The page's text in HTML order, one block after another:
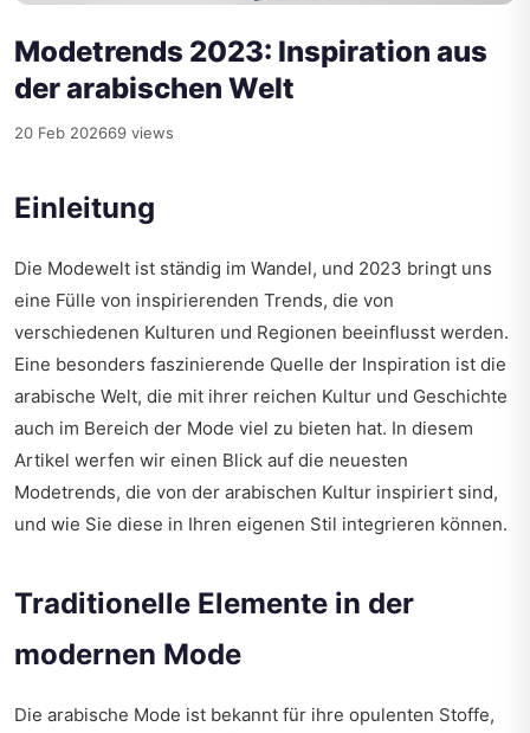
Modetrends 2023: Inspiration aus
der arabischen Welt
20 Feb 202669 views
Einleitung
Die Modewelt ist ständig im Wandel, und 2023 bringt uns
eine Fülle von inspirierenden Trends, die von
verschiedenen Kulturen und Regionen beeinflusst werden.
Eine besonders faszinierende Quelle der Inspiration ist die
arabische Welt, die mit ihrer reichen Kultur und Geschichte
auch im Bereich der Mode viel zu bieten hat. In diesem
Artikel werfen wir einen Blick auf die neuesten
Modetrends, die von der arabischen Kultur inspiriert sind,
und wie Sie diese in Ihren eigenen Stil integrieren können.
Traditionelle Elemente in der
modernen Mode
Die arabische Mode ist bekannt für ihre opulenten Stoffe,